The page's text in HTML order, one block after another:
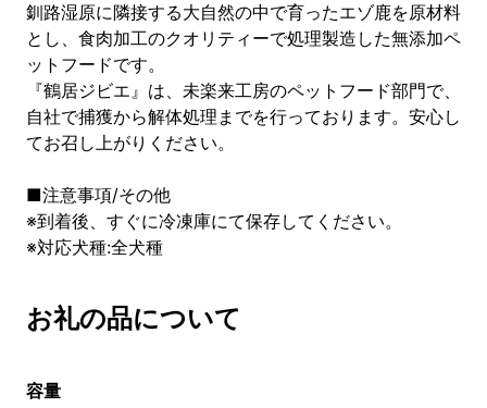
釧路湿原に隣接する大自然の中で育ったエゾ鹿を原材料
とし、食肉加工のクオリティーで処理製造した無添加ペ
ットフードです。
『鶴居ジビエ』は、未楽来工房のペットフード部門で、
自社で捕獲から解体処理までを行っております。安心し
てお召し上がりください。
■注意事項/その他
※到着後、すぐに冷凍庫にて保存してください。
※対応犬種:全犬種
お礼の品について
容量